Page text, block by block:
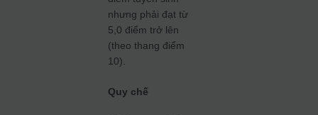
nhưng phải đạt từ
5,0 điểm trở lên
(theo thang điểm
10).
Quy chế